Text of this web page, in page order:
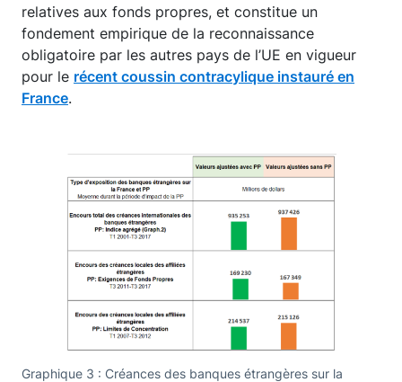
relatives aux fonds propres, et constitue un
fondement empirique de la reconnaissance
obligatoire par les autres pays de l’UE en vigueur
pour le récent coussin contracylique instauré en
France.
Graphique 3 : Créances des banques étrangères sur la